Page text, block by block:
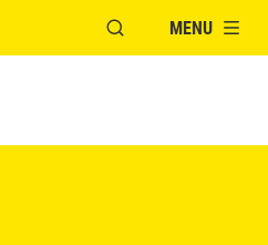
OTWÓRZ OKNO
MENU